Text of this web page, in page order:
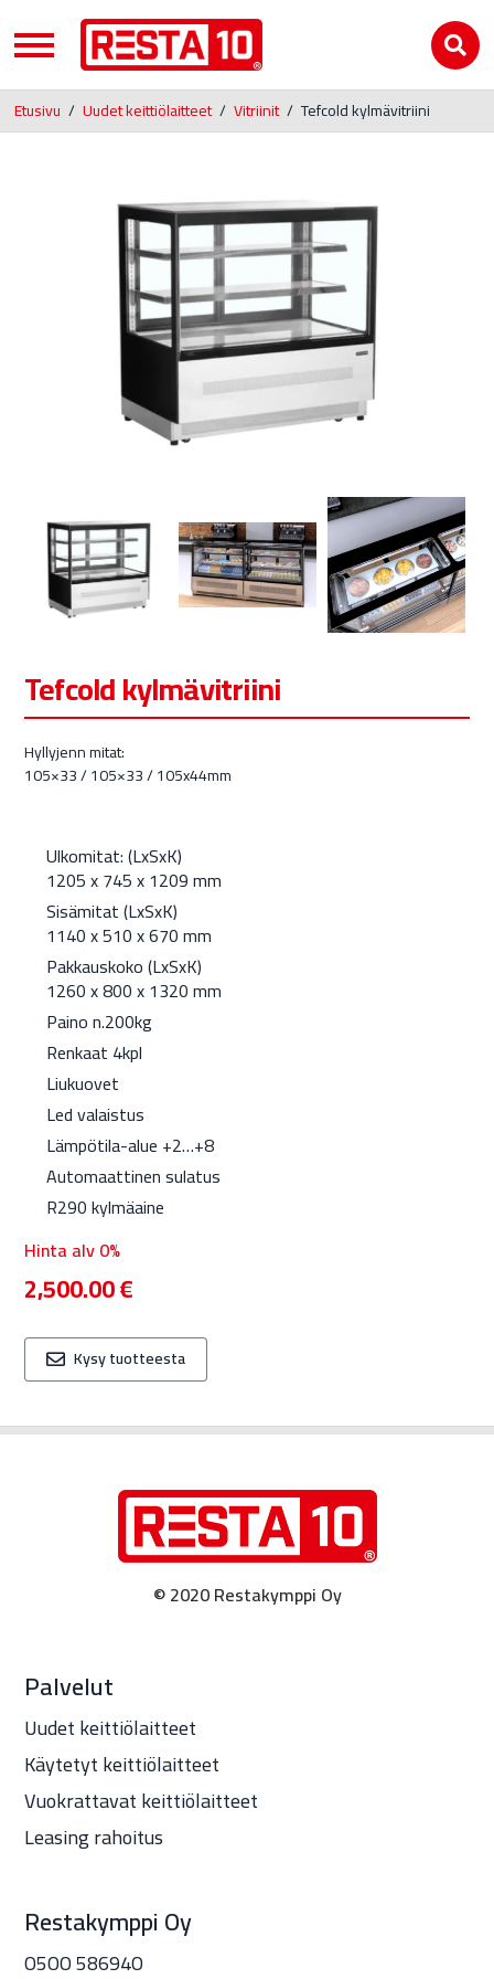
Etusivu / Uudet keittiölaitteet / Vitriinit / Tefcold kylmävitriini
Tefcold kylmävitriini
Hyllyjenn mitat:
105×33 / 105×33 / 105x44mm
Ulkomitat: (LxSxK)
1205 x 745 x 1209 mm
Sisämitat (LxSxK)
1140 x 510 x 670 mm
Pakkauskoko (LxSxK)
1260 x 800 x 1320 mm
Paino n.200kg
Renkaat 4kpl
Liukuovet
Led valaistus
Lämpötila-alue +2…+8
Automaattinen sulatus
R290 kylmäaine
Hinta alv 0%
2,500.00€
Kysy tuotteesta
© 2020 Restakymppi Oy
Palvelut
Uudet keittiölaitteet
Käytetyt keittiölaitteet
Vuokrattavat keittiölaitteet
Leasing rahoitus
Restakymppi Oy
O5OO 58694O